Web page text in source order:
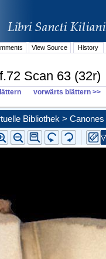
View Source History
Scan 63 (32r)
vorwärts blättern >>